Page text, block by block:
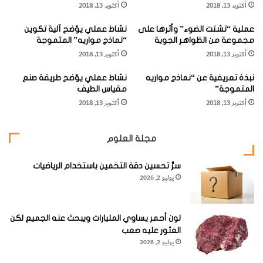
الكيميائية للمياه الجوفية المنبثقة من الينابيع والعيون المائية
الحارة، التي تسهم بدروها في ترسب تلك الرواسب الجيرية
العظيمة المسامية الهشة.
ويرتبط تكوين التوفا كذلك بالتكوينات الصخرية الحديثة العمر
الجيولوجي وخاصة تكوينات البلايوستوسين والهولوسين.
ومن بين نماذج تجمعات رواسب التوفا الجيرية تلك التكوينات
الجيرية الإسفنجية الشكل المترسبة حول العيون المائية
والنافورات الحارة لكل من نافورة يلوستون بارك (
Park) ونافورة اولدفياينفول (Oldfaithful) وينابيع ماموث الحارة
Mammoth Hot Springs) في منطقة حديقة يلوستون الوطنية
Yellowstone national park region
"
ض
ل
ث
ب
ة
"
و
ن
ه
ل
ج
أكتوبر 13, 2018 أكتوبر 13, 2018
عملية “تشتت الضوء” وأثرها على
مجموعة من الظواهر الجوية
أكتوبر 13, 2018
نشاط عملي يوّضح آلية تكوين
“نماذج مواريه” المتموجة
أكتوبر 13, 2018
نبذة تعريفية عن “نماذج مواريه
المتموجة”
أكتوبر 13, 2018
نشاط عملي يوّضح طريقة صنع
مقياس الطيف
أكتوبر 13, 2018
مجلة العلوم
سرُّ تحسين دقة التخمين باستخدام الرياضيات
يوليو 2, 2026
لون أحمر يساوي المليارات ويبحث عنه الجميع لكن
العثور عليه صعب
يوليو 2, 2026